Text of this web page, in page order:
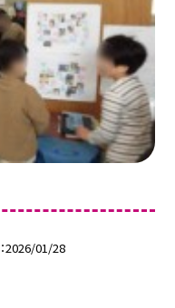
2026/01/28